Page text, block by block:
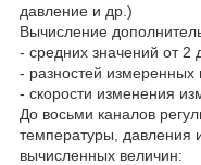
давление и др.)
Вычисление
- средних значений от 2
- разностей измеренных
- скорости изменения
До восьми каналов
температуры, давления
вычисленных величин: